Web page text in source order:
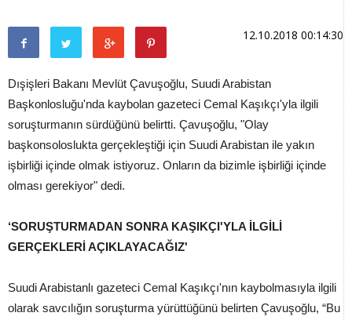
12.10.2018 00:14:30
Dışişleri Bakanı Mevlüt Çavuşoğlu, Suudi Arabistan
Başkonlosluğu'nda kaybolan gazeteci Cemal Kaşıkçı'yla ilgili
soruşturmanın sürdüğünü belirtti. Çavuşoğlu, "Olay
başkonsoloslukta gerçekleştiği için Suudi Arabistan ile yakın
işbirliği içinde olmak istiyoruz. Onların da bizimle işbirliği içinde
olması gerekiyor" dedi.
‘SORUŞTURMADAN SONRA KAŞIKÇI'YLA İLGİLİ
GERÇEKLERİ AÇIKLAYACAĞIZ'
Suudi Arabistanlı gazeteci Cemal Kaşıkçı'nın kaybolmasıyla ilgili
olarak savcılığın soruşturma yürüttüğünü belirten Çavuşoğlu, “Bu